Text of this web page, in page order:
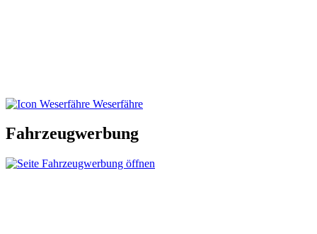
Weserfähre
Fahrzeugwerbung